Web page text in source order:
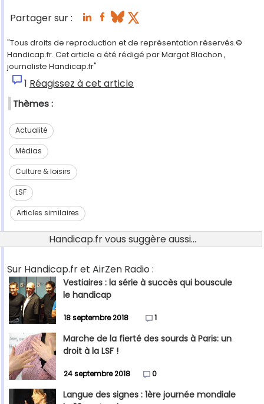
Partager sur :
"Tous droits de reproduction et de représentation réservés.©
Handicap.fr. Cet article a été rédigé par Margot Blachon ,
journaliste Handicap.fr"
1 Réagissez à cet article
Thèmes :
Actualité
Médias
Culture & loisirs
LSF
Articles similaires
Handicap.fr vous suggère aussi...
Sur Handicap.fr et AirZen Radio :
Vestiaires : la série à succès qui bouscule
le handicap
18 septembre 2018 1
Marche de la fierté des sourds à Paris: un
droit à la LSF !
24 septembre 2018 0
Langue des signes : 1ère journée mondiale